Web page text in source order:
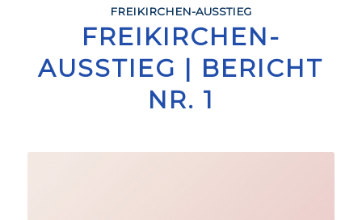
FREIKIRCHEN-AUSSTIEG
FREIKIRCHEN-
AUSSTIEG | BERICHT
NR. 1